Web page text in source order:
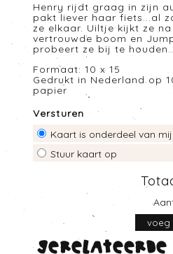
Henry rijdt graag in zijn
pakt liever haar fiets...al
ze elkaar. Uiltje kijkt ze
vertrouwde boom en
probeert ze bij te
Formaat: 10 x 15
Gedrukt in Nederland op
papier
Versturen
Kaart is onderdeel van
Stuur kaart op